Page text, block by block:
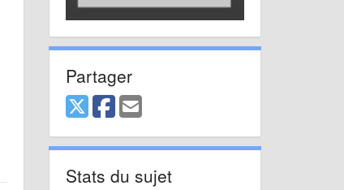
Partager
Stats du sujet